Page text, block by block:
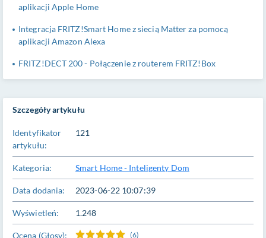
Szczegóły artykułu
Identyfikator
artykułu:
121
Kategoria: Smart Home - Inteligenty Dom
Data dodania: 2023-06-22 10:07:39
Wyświetleń: 1.248
Ocena (Głosy): (6)
aplikacji Apple Home
Integracja FRITZ!Smart Home z siecią Matter za pomocą
aplikacji Amazon Alexa
FRITZ!DECT 200 - Połączenie z routerem FRITZ!Box